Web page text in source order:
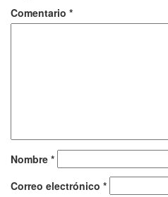
Comentario *
Nombre *
Correo electrónico *